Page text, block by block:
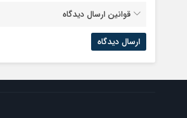
قوانین ارسال دیدگاه